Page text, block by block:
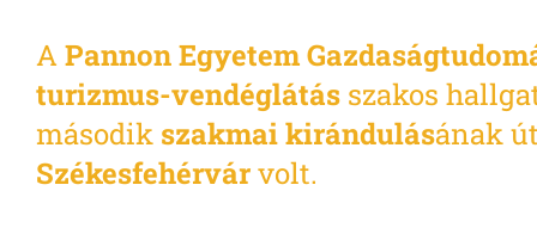
APannon Egyetem
turizmus-vendéglátásszakos
második szakmai kirándulásának
Székesfehérvárvolt.